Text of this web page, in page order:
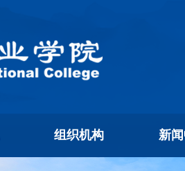
组织机构 新